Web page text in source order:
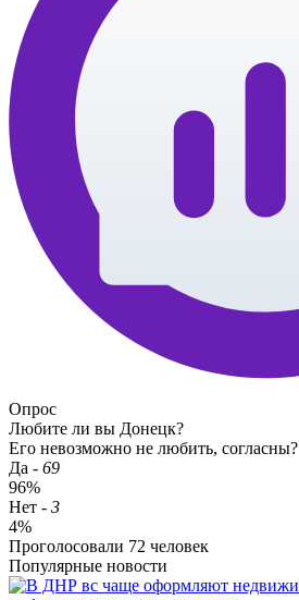
Опрос
Любите ли вы Донецк?
Его невозможно не любить, согласны?
Да - 69
96%
Нет - 3
4%
Проголосовали 72 человек
Популярные новости